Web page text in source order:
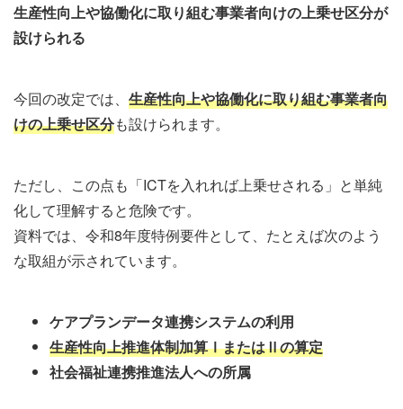
生産性向上や協働化に取り組む事業者向けの上乗せ区分が
設けられる
今回の改定では、 生産性向上や協働化に取り組む事業者向
けの上乗せ区分も設けられます。
ただし、この点も「ICTを入れれば上乗せされる」と単純
化して理解すると危険です。
資料では、令和8年度特例要件として、たとえば次のよう
な取組が示されています。
ケアプランデータ連携システムの利用
生産性向上推進体制加算ⅠまたはⅡの算定
社会福祉連携推進法人への所属